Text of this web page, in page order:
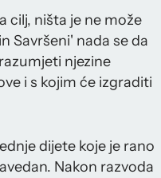
cilj, ništa je ne može
Savršeni' nada se da
njezine
i s kojim će izgraditi
dijete koje je rano
Nakon razvoda